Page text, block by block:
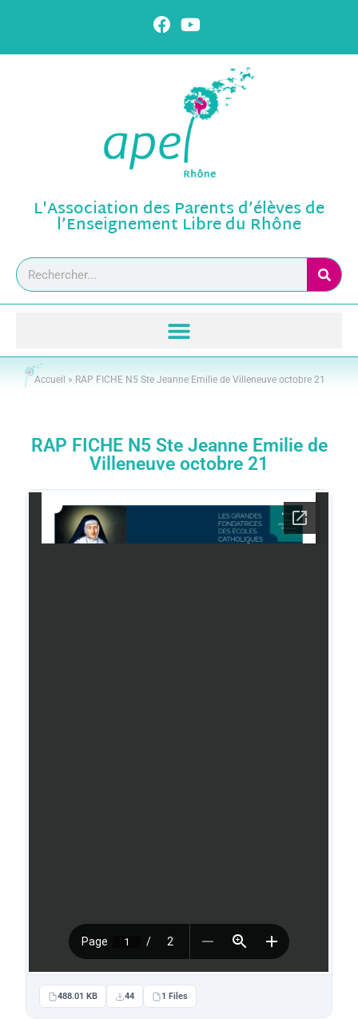
L'Association des Parents d’élèves de
l’Enseignement Libre du Rhône
Accueil » RAP FICHE N5 Ste Jeanne Emilie de Villeneuve octobre 21
RAP FICHE N5 Ste Jeanne Emilie de
Villeneuve octobre 21
488.01 KB 44 1 Files